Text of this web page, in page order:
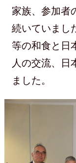
家族、参加者
続いていまし
等の和食と日
人の交流、日
ました。